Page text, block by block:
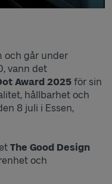
och går under
vann det
Award 2025 för sin
hållbarhet och
8 juli i Essen,
The Good Design
och